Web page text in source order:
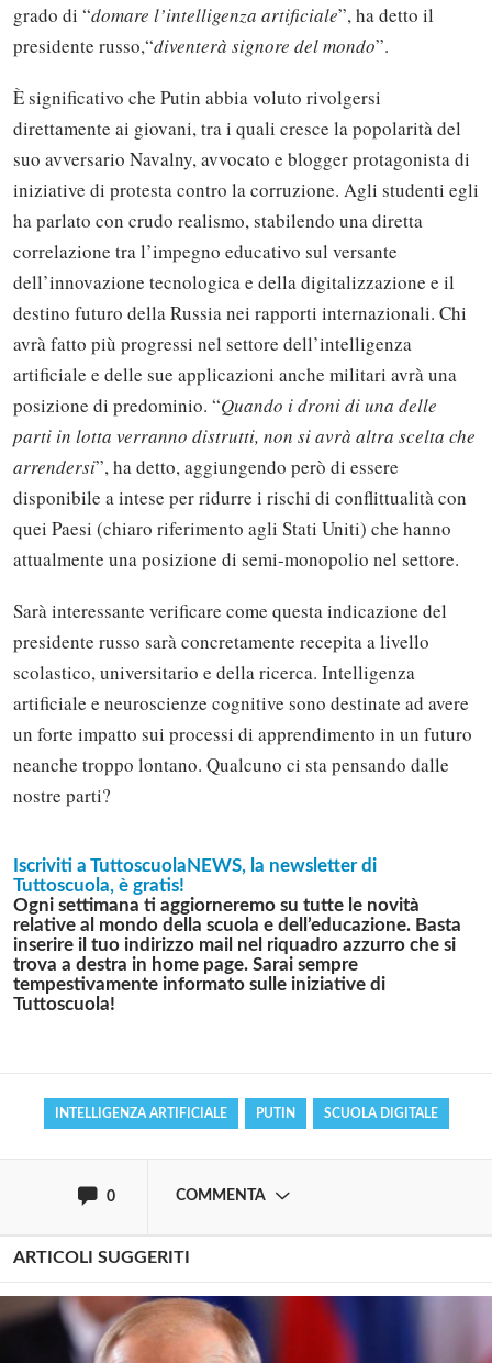
grado di “domare l’intelligenza artificiale”, ha detto il
presidente russo,“diventerà signore del mondo”.
È significativo che Putin abbia voluto rivolgersi
direttamente ai giovani, tra i quali cresce la popolarità del
suo avversario Navalny, avvocato e blogger protagonista di
iniziative di protesta contro la corruzione. Agli studenti egli
ha parlato con crudo realismo, stabilendo una diretta
correlazione tra l’impegno educativo sul versante
dell’innovazione tecnologica e della digitalizzazione e il
destino futuro della Russia nei rapporti internazionali. Chi
avrà fatto più progressi nel settore dell’intelligenza
artificiale e delle sue applicazioni anche militari avrà una
posizione di predominio. “Quando i droni di una delle
parti in lotta verranno distrutti, non si avrà altra scelta che
arrendersi”, ha detto, aggiungendo però di essere
disponibile a intese per ridurre i rischi di conflittualità con
quei Paesi (chiaro riferimento agli Stati Uniti) che hanno
attualmente una posizione di semi-monopolio nel settore.
Sarà interessante verificare come questa indicazione del
presidente russo sarà concretamente recepita a livello
scolastico, universitario e della ricerca. Intelligenza
artificiale e neuroscienze cognitive sono destinate ad avere
un forte impatto sui processi di apprendimento in un futuro
neanche troppo lontano. Qualcuno ci sta pensando dalle
nostre parti?
Iscriviti a TuttoscuolaNEWS, la newsletter di
Tuttoscuola, è gratis!
Ogni settimana ti aggiorneremo su tutte le novità
relative al mondo della scuola e dell’educazione. Basta
inserire il tuo indirizzo mail nel riquadro azzurro che si
trova a destra in home page. Sarai sempre
tempestivamente informato sulle iniziative di
Tuttoscuola!
INTELLIGENZA ARTIFICIALE PUTIN SCUOLA DIGITALE
0 COMMENTA
Solo gli utenti registrati possono
commentare!
ARTICOLI SUGGERITI